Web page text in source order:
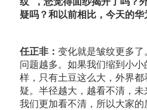
疑吗？和以前相比，今天的华
任正非： 变化就是皱纹更多了
问题越多。如果我们缩到小
样，只有土豆这么大，外界
疑。半径越大，越看不清，
我们更加看不清，所以大家